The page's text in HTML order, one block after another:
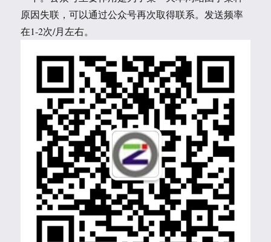
原因失联，可以通过公众号再次取得联系。发送频率
在1-2次/月左右。